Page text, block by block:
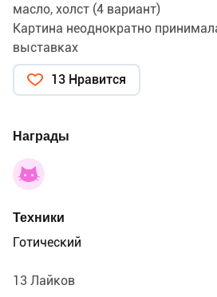
масло, холст (4 вариант)
Картина неоднократно
выставках
13 Нравится
Награды
Техники
Готический
13 Лайков